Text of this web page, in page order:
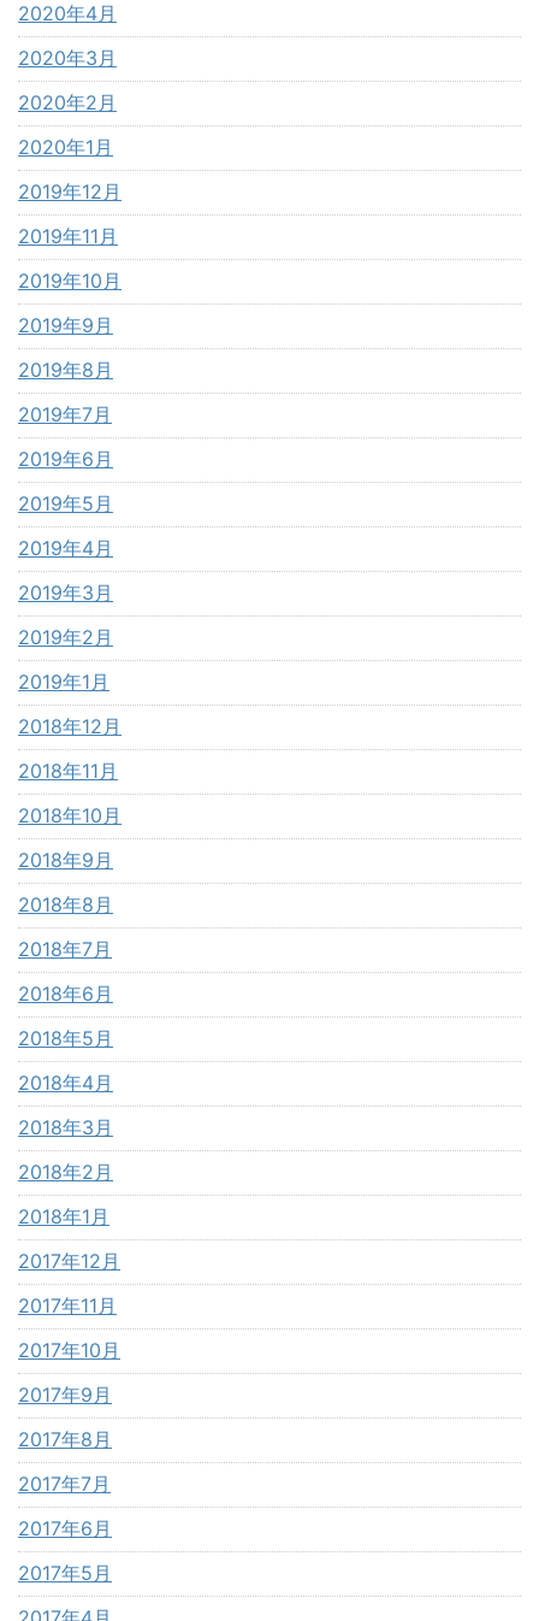
2020年4月
2020年3月
2020年2月
2020年1月
2019年12月
2019年11月
2019年10月
2019年9月
2019年8月
2019年7月
2019年6月
2019年5月
2019年4月
2019年3月
2019年2月
2019年1月
2018年12月
2018年11月
2018年10月
2018年9月
2018年8月
2018年7月
2018年6月
2018年5月
2018年4月
2018年3月
2018年2月
2018年1月
2017年12月
2017年11月
2017年10月
2017年9月
2017年8月
2017年7月
2017年6月
2017年5月